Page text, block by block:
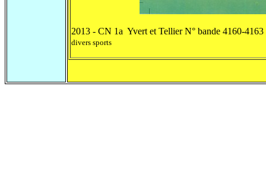
2013 - CN 1a Yvert et Tellier N° bande 4160-4163
divers sports